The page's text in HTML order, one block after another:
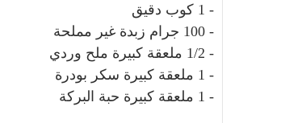
- 1 كوب دقيق
- 100 جرام زبدة غير مملحة
- 1/2 ملعقة كبيرة ملح وردي
- 1 ملعقة كبيرة سكر بودرة
- 1 ملعقة كبيرة حبة البركة